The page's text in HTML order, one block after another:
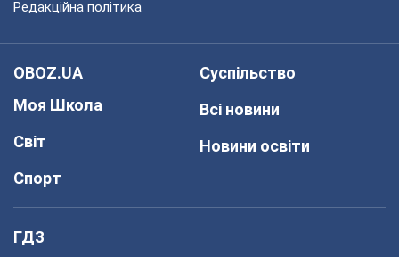
Редакційна політика
OBOZ.UA
Моя Школа
Світ
Спорт
Суспільство
Всі новини
Новини освіти
ГДЗ